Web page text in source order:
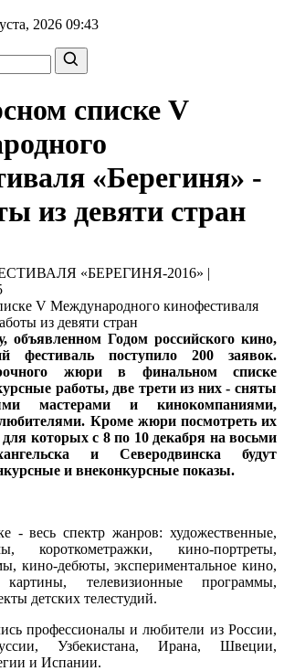
2026 09:43
списке V
«Берегиня» -
из девяти стран
«БЕРЕГИНЯ-2016» |
объявленном Годом российского кино,
фестиваль поступило 200 заявок.
жюри в финальном списке
работы, две трети из них - сняты
мастерами и кинокомпаниями,
Кроме жюри посмотреть их
для которых с 8 по 10 декабря на восьми
и Северодвинска будут
и внеконкурсные показы.
- весь спектр жанров: художественные,
короткометражки, кино-портреты,
кино-дебюты, экспериментальное кино,
картины, телевизионные программы,
детских телестудий.
профессионалы и любители из России,
Узбекистана, Ирана, Швеции,
и Испании.